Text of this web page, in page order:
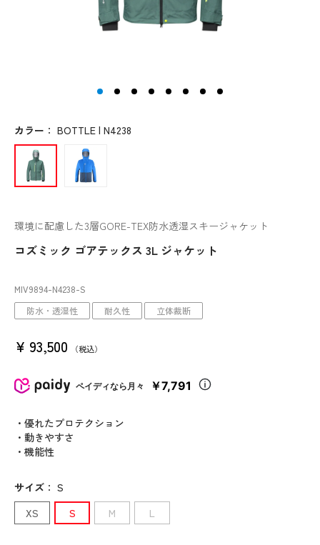
環境に配慮した3層GORE-TEX防水透湿スキージャケット
コズミック ゴアテックス 3L ジャケット
MIV9894-N4238-S
防水・透湿性
耐久性 立体裁断
¥ 93,500 税込
ペイディなら月々 ￥7,791
・優れたプロテクション
・動きやすさ
・機能性
カラー ： BOTTLE | N4238
サイズ ： S
XS
S M L